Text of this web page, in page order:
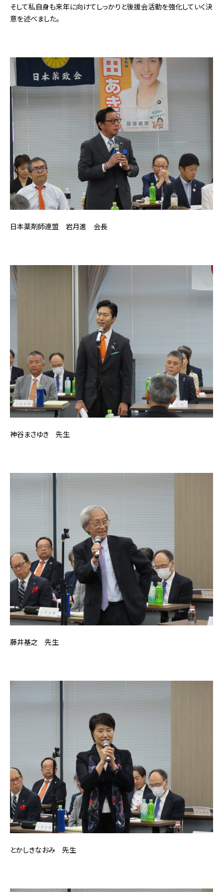
そして私自身も来年に向けてしっかりと後援会活動を強化していく決
意を述べました。
日本薬剤師連盟 岩月進 会長
神谷まさゆき 先生
藤井基之 先生
とかしきなおみ 先生